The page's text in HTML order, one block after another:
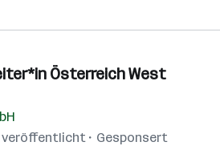
Österreich West
veröffentlicht
Gesponsert